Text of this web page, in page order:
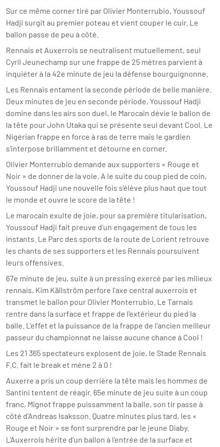
Sur ce même corner tiré par Olivier Monterrubio, Youssouf
Hadji surgit au premier poteau et vient couper le cuir. Le
ballon passe de peu à côté.
Rennais et Auxerrois se neutralisent mutuellement, seul
Cyril Jeunechamp sur une frappe de 25 mètres parvient à
inquiéter à la 42e minute de jeu la défense bourguignonne.
Les Rennais entament la seconde période de belle manière.
Deux minutes de jeu en seconde période, Youssouf Hadji
domine dans les airs son duel, le Marocain dévie le ballon de
la tête pour John Utaka qui se présente seul devant Cool. Le
Nigérian frappe en force à ras de terre mais le gardien
s'interpose brillamment et détourne en corner.
Olivier Monterrubio demande aux supporters « Rouge et
Noir » de donner de la voie. A le suite du coup pied de coin,
Youssouf Hadji une nouvelle fois s'élève plus haut que tout
le monde et ouvre le score de la tête !
Le marocain exulte de joie, pour sa première titularisation,
Youssouf Hadji fait preuve d'un engagement de tous les
instants. Le Parc des sports de la route de Lorient retrouve
les chants de ses supporters et les Rennais poursuivent
leurs offensives.
67e minute de jeu, suite à un pressing exercé par les milieux
rennais, Kim Källström perfore l'axe central auxerrois et
transmet le ballon pour Olivier Monterrubio. Le Tarnais
rentre dans la surface et frappe de l'extérieur du pied la
balle. L'effet et la puissance de la frappe de l'ancien meilleur
passeur du championnat ne laisse aucune chance à Cool !
Les 21 365 spectateurs explosent de joie, le Stade Rennais
F.C. fait le break et mène 2 à 0 !
Auxerre a pris un coup derrière la tête mais les hommes de
Santini tentent de réagir. 65e minute de jeu suite à un coup
franc, Mignot frappe puissamment la balle, son tir passe à
côté d'Andreas Isaksson. Quatre minutes plus tard, les «
Rouge et Noir » se font surprendre par le jeune Diaby.
L'Auxerrois hérite d'un ballon à l'entrée de la surface et